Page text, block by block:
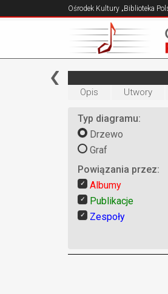
Ośrodek Kultury „Biblioteka
Opis Utwory
Typ diagramu:
Drzewo
Graf
Powiązania przez:
Albumy
Publikacje
Zespoły